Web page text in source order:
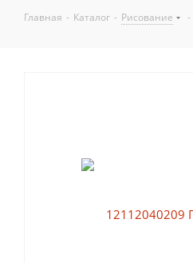
Главная - Каталог - Рисование -